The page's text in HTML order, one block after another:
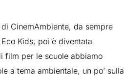
CinemAmbiente, da sempre
Kids, poi è diventata
film per le scuole abbiamo
a tema ambientale, un po’ sulla